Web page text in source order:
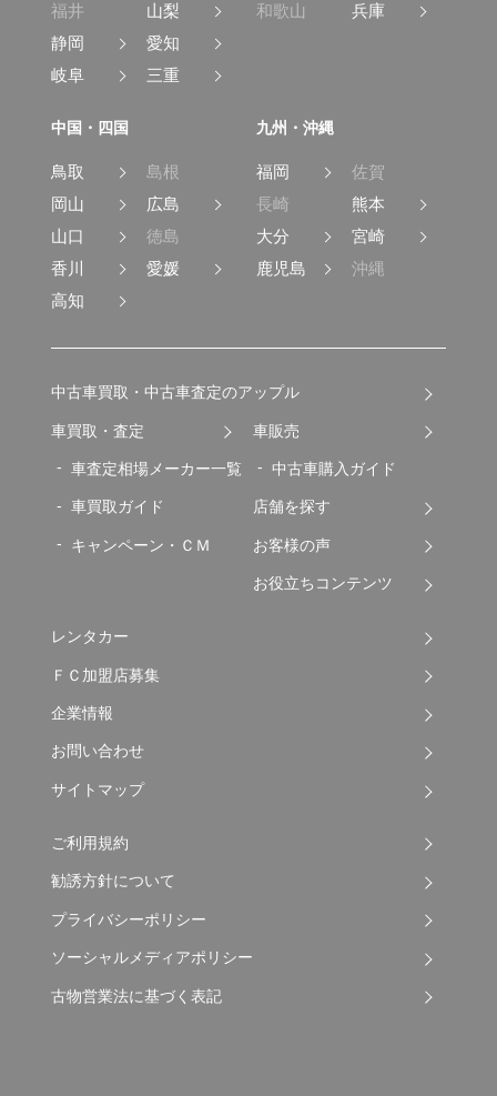
福井
山梨
静岡
愛知
岐阜
三重
和歌山
兵庫
中国・四国
鳥取
島根
岡山
広島
山口
徳島
香川
愛媛
高知
九州・沖縄
福岡
佐賀
長崎
熊本
大分
宮崎
鹿児島
沖縄
中古車買取・中古車査定のアップル
車買取・査定
車査定相場メーカー一覧
車買取ガイド
キャンペーン・ＣＭ
車販売
中古車購入ガイド
店舗を探す
お客様の声
お役立ちコンテンツ
レンタカー
ＦＣ加盟店募集
企業情報
お問い合わせ
サイトマップ
ご利用規約
勧誘方針について
プライバシーポリシー
ソーシャルメディアポリシー
古物営業法に基づく表記